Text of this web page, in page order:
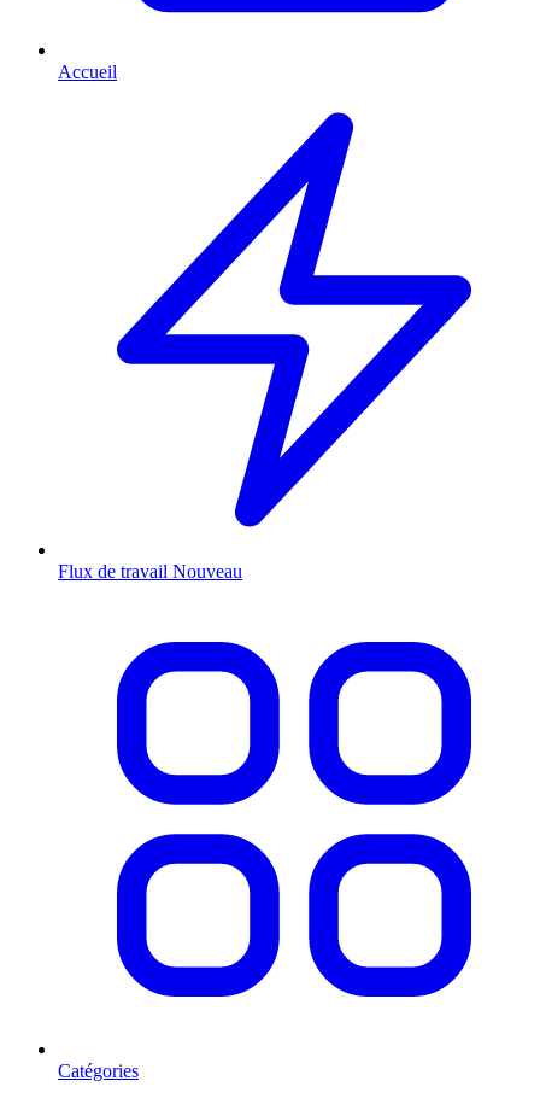
Accueil
Flux de travail Nouveau
Catégories